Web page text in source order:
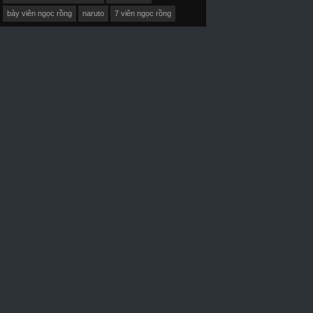
bảy viên ngọc rồng naruto 7 viên ngọc rồng